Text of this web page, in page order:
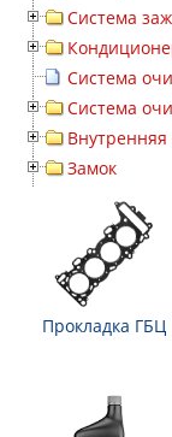
Система
Система
Система
Внутренняя
Замок
Прокладка ГБЦ